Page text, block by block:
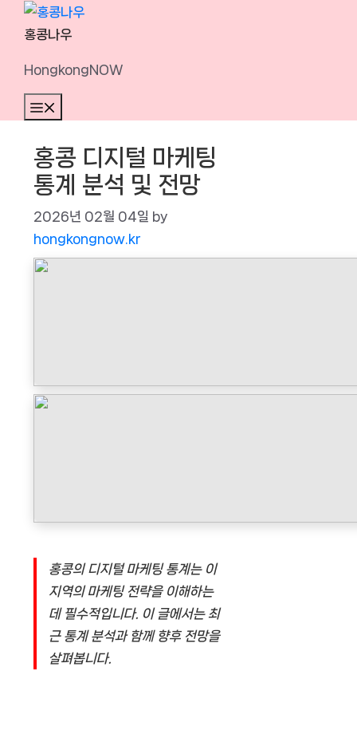
Skip
홍콩나우
HongkongNOW
홍콩 디지털 마케팅
통계 분석 및 전망
2026년 02월 04일 by
hongkongnow.kr
홍콩의 디지털 마케팅 통계는 이
지역의 마케팅 전략을 이해하는
데 필수적입니다. 이 글에서는 최
근 통계 분석과 함께 향후 전망을
살펴봅니다.